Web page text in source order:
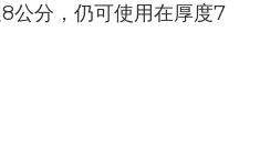
公分，仍可使用在厚度7